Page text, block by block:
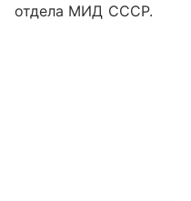
отдела МИД СССР.